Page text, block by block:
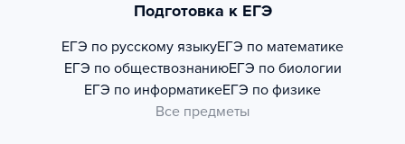
Подготовка к ЕГЭ
ЕГЭ по русскому языкуЕГЭ по математике
ЕГЭ по обществознаниюЕГЭ по биологии
ЕГЭ по информатикеЕГЭ по физике
Все предметы